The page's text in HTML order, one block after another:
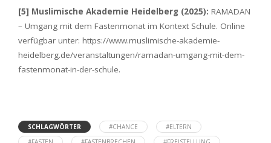
[5] Muslimische Akademie Heidelberg (2025): RAMADAN
– Umgang mit dem Fastenmonat im Kontext Schule. Online
verfügbar unter: https://www.muslimische-akademie-
heidelberg.de/veranstaltungen/ramadan-umgang-mit-dem-
fastenmonat-in-der-schule.
SCHLAGWÖRTER #CHANCE
#ELTERN